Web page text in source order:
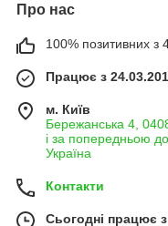
високих температур і
приготування шашлику,
легко транспортуються
Якісні шампури мають
утримують м’ясо, не
підходять для
набори шампурів, довгі
Про нас
100% позитивних з
Працює з
м. Київ
Бережанська 4,
і за попередньою
Україна
Контакти
Сьогодні працює